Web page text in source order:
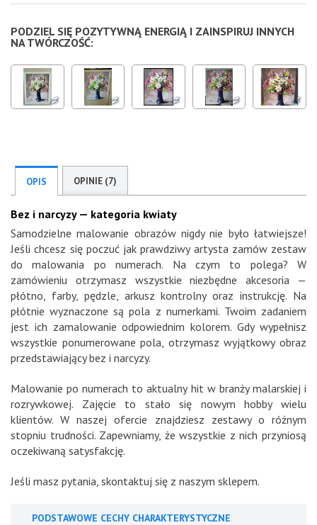
PODZIEL SIĘ POZYTYWNĄ ENERGIĄ I ZAINSPIRUJ INNYCH
NA TWÓRCZOŚĆ:
OPIS OPINIE (7)
Bez i narcyzy — kategoria kwiaty
Samodzielne malowanie obrazów nigdy nie było łatwiejsze!
Jeśli chcesz się poczuć jak prawdziwy artysta zamów zestaw
do malowania po numerach. Na czym to polega? W
zamówieniu otrzymasz wszystkie niezbędne akcesoria —
płótno, farby, pędzle, arkusz kontrolny oraz instrukcję. Na
płótnie wyznaczone są pola z numerkami. Twoim zadaniem
jest ich zamalowanie odpowiednim kolorem. Gdy wypełnisz
wszystkie ponumerowane pola, otrzymasz wyjątkowy obraz
przedstawiający bez i narcyzy.
Malowanie po numerach to aktualny hit w branży malarskiej i
rozrywkowej. Zajęcie to stało się nowym hobby wielu
klientów. W naszej ofercie znajdziesz zestawy o różnym
stopniu trudności. Zapewniamy, że wszystkie z nich przyniosą
oczekiwaną satysfakcję.
Jeśli masz pytania, skontaktuj się z naszym sklepem.
PODSTAWOWE CECHY CHARAKTERYSTYCZNE